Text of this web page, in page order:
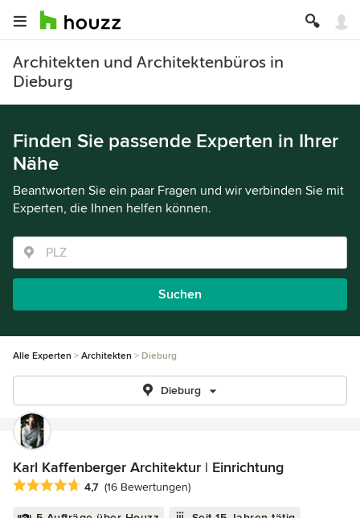
Architekten und Architektenbüros in
Dieburg
Finden Sie passende Experten in Ihrer
Nähe
Beantworten Sie ein paar Fragen und wir verbinden Sie mit
Experten, die Ihnen helfen können.
Suchen
Alle Experten Architekten Dieburg
Dieburg
Karl Kaffenberger Architektur | Einrichtung
Durchschnittliche Bewertung: 4.7 von 5 Sternen
4,7 (16 Bewertungen)